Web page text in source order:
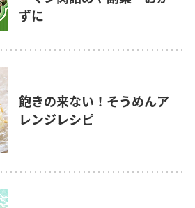
ずに
飽きの来ない！そうめんア
レンジレシピ